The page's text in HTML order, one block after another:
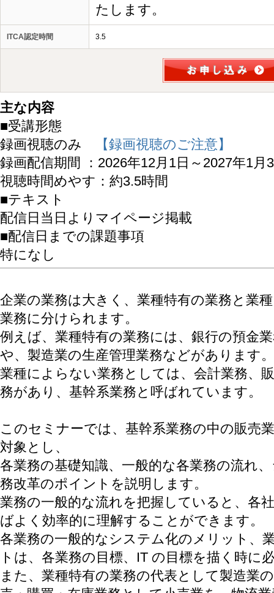
たします。
ITCA認定時間 3.5
主な内容
■受講形態
録画視聴のみ
【録画視聴のご注意】
録画配信期間 ：2026年12月1日～2027年1月
視聴時間めやす：約3.5時間
■テキスト
配信日当日よりマイページ掲載
■配信日までの課題事項
特になし
企業の業務は大きく、業種特有の業務と業
業務に分けられます。
例えば、業種特有の業務には、銀行の預金
や、製造業の生産管理業務などがあります。
業種によらない業務としては、会計業務、
務があり、基幹系業務と呼ばれています。
このセミナーでは、基幹系業務の中の販売
対象とし、
各業務の基礎知識、一般的な各業務の流れ
務改革のポイントを説明します。
業務の一般的な流れを把握していると、各
ばよく効率的に理解することができます。
各業務の一般的なシステム化のメリット、
トは、各業務の目標、IT の目標を描く時に
また、業種特有の業務の代表として製造業